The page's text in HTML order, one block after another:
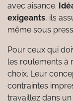
avec aisance.
exigeants, ils
même sous
Pour ceux qui
les roulements à
choix. Leur
contraintes
travaillez dans